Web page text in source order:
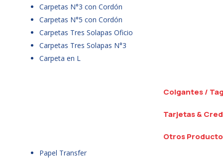
Carpetas N°3 con Cordón
Carpetas N°5 con Cordón
Carpetas Tres Solapas Oficio
Carpetas Tres Solapas N°3
Carpeta en L
Colgantes /
Tarjetas &
Otros
Papel Transfer